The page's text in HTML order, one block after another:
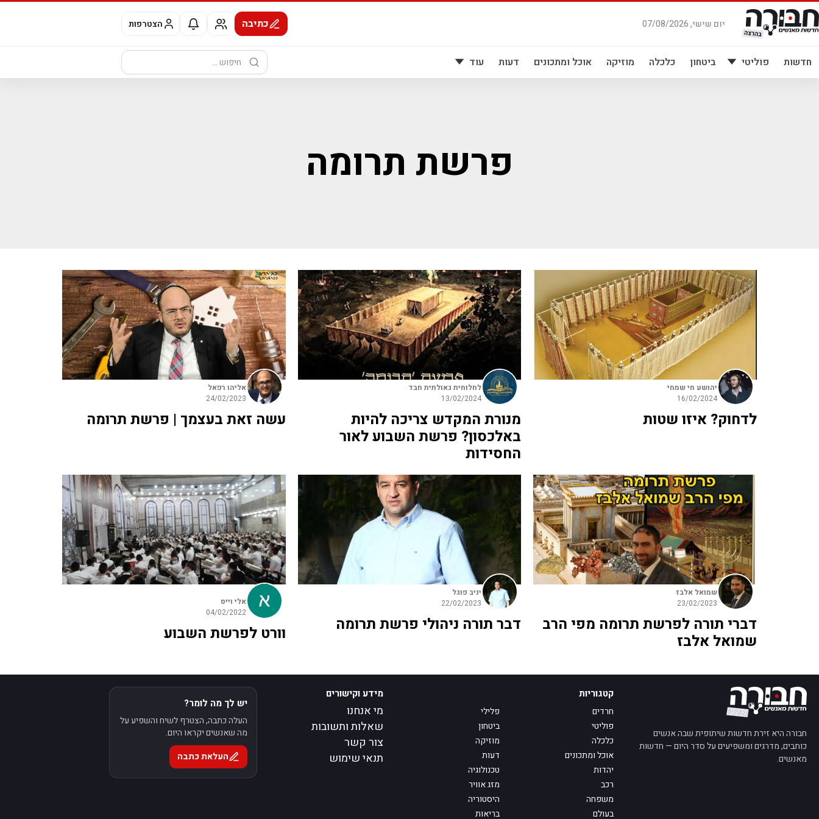
דלג
לתוכן
יום שישי, 07/08/2026 כתיבה הצטרפות
חדשות פוליטי ביטחון כלכלה מוזיקה אוכל ומתכונים דעות עוד
חיפוש:
פרשת תרומה
יהושע חי שמחי
16/02/2024
לדחוק? איזו שטות
לחלוחית גאולתית חבד
13/02/2024
מנורת המקדש צריכה להיות
באלכסון? פרשת השבוע לאור
החסידות
אליהו רפאל
24/02/2023
עשה זאת בעצמך | פרשת תרומה
שמואל אלבז
23/02/2023
דברי תורה לפרשת תרומה מפי הרב
שמואל אלבז
יניב פוגל
22/02/2023
דבר תורה ניהולי פרשת תרומה
אלי וייס
04/02/2022
וורט לפרשת השבוע
חבורה היא זירת חדשות שיתופית שבה אנשים
כותבים, מדרגים ומשפיעים על סדר היום — חדשות
מאנשים.
קטגוריות
חרדים
פלילי
פוליטי
ביטחון
כלכלה
מוזיקה
אוכל ומתכונים
דעות
יהדות
טכנולוגיה
רכב
מזג אוויר
משפחה
היסטוריה
בעולם
בריאות
מידע וקישורים
מי אנחנו
שאלות ותשובות
צור קשר
תנאי שימוש
יש לך מה לומר?
העלה כתבה, הצטרף לשיח והשפיע על
מה שאנשים יקראו היום.
העלאת כתבה